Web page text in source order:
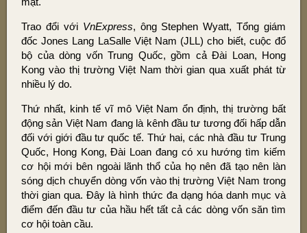
Trao đổi với VnExpress, ông Stephen Wyatt, Tổng giám
đốc Jones Lang LaSalle Việt Nam (JLL) cho biết, cuộc đổ
bộ của dòng vốn Trung Quốc, gồm cả Đài Loan, Hong
Kong vào thị trường Việt Nam thời gian qua xuất phát từ
nhiều lý do.
Thứ nhất, kinh tế vĩ mô Việt Nam ổn định, thị trường bất
động sản Việt Nam đang là kênh đầu tư tương đối hấp dẫn
đối với giới đầu tư quốc tế. Thứ hai, các nhà đầu tư Trung
Quốc, Hong Kong, Đài Loan đang có xu hướng tìm kiếm
cơ hội mới bên ngoài lãnh thổ của họ nên đã tạo nên làn
sóng dịch chuyển dòng vốn vào thị trường Việt Nam trong
thời gian qua. Đây là hình thức đa dạng hóa danh mục và
điểm đến đầu tư của hầu hết tất cả các dòng vốn săn tìm
cơ hội toàn cầu.